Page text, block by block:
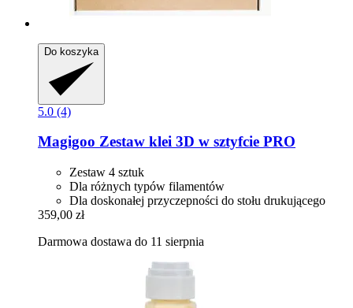
Do koszyka
5.0 (4)
Magigoo Zestaw klei 3D w sztyfcie PRO
Zestaw 4 sztuk
Dla różnych typów filamentów
Dla doskonałej przyczepności do stołu drukującego
359,00 zł
Darmowa dostawa do 11 sierpnia